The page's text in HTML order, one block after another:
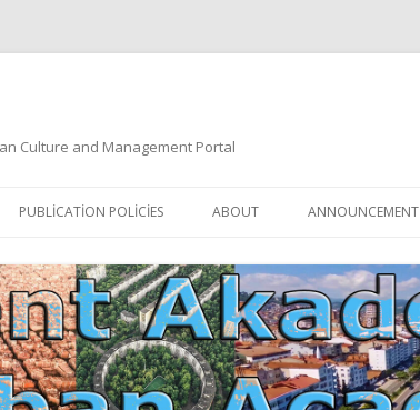
Culture and Management Portal
atla
PUBLICATION POLICIES
DOCUMENTATION
YAZIM KURALLARI
SÜREÇ REHBERI | PROCESS GUIDE
ABOUT
EDITORIAL BOARD
ETIK KURUL | ETHICAL BOARDS
İNDEKSLER
ANNOUNCEMENT